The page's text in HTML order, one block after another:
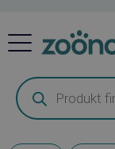
Products
search